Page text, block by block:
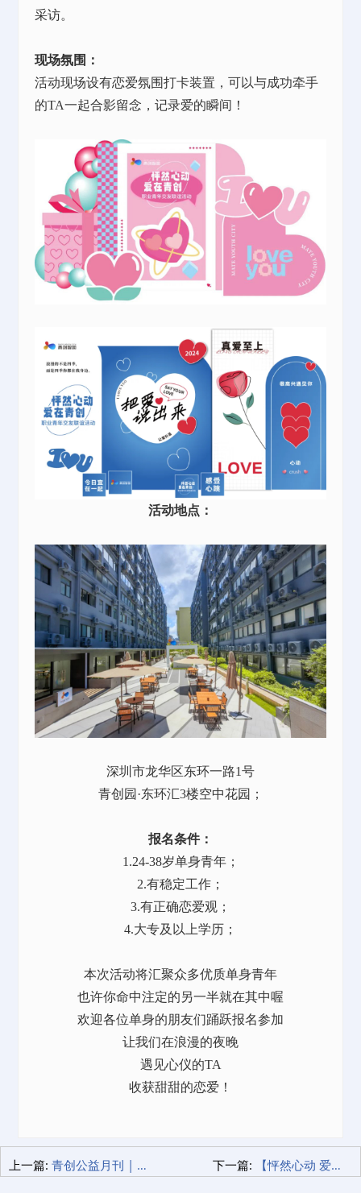
采访。
现场氛围：
活动现场设有恋爱氛围打卡装置，可以与成功牵手
的TA一起合影留念，记录爱的瞬间！
活动地点：
深圳市龙华区东环一路1号
青创园 ·东环汇3楼空中花园；
报名条件：
1.24-38岁单身青年；
2.有稳定工作；
3.有正确恋爱观；
4.大专及以上学历；
本次活动将汇聚众多优质单身青年
也许你命中注定的另一半就在其中喔
欢迎各位单身的朋友们踊跃报名参加
让我们在浪漫的夜晚
遇见心仪的TA
收获甜甜的恋爱！
上一篇: 青创公益月刊 | 夏日清凉行 有爱不孤独 下一篇: 【怦然心动 爱在青创】职业青年交友联谊活动浪漫启幕！